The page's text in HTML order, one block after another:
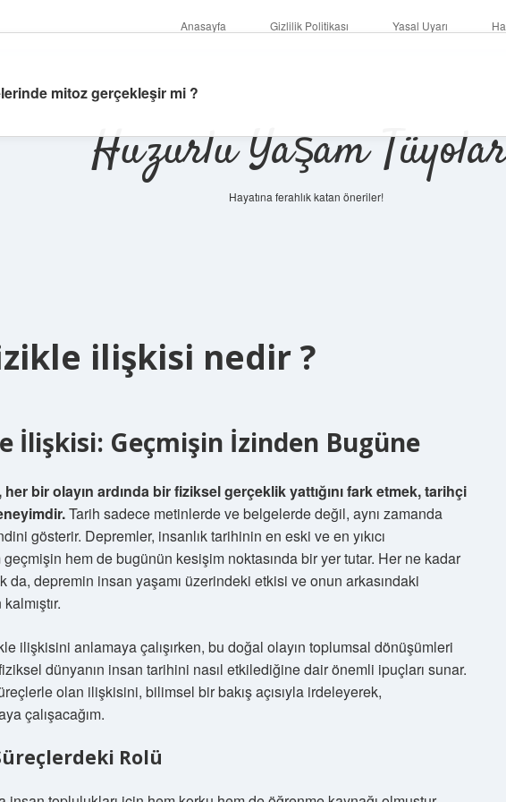
Anasayfa Gizlilik Politikası Yasal Uyarı
Huzurlu Yaşam
Hayatına ferahlık katan öneriler!
ilişkisi nedir ?
İlişkisi: Geçmişin İzinden Bugüne
bir olayın ardında bir fiziksel gerçeklik yattığını fark etmek, tarihçi
Tarih sadece metinlerde ve belgelerde değil, aynı zamanda
gösterir. Depremler, insanlık tarihinin en eski ve en yıkıcı
hem de bugünün kesişim noktasında bir yer tutar. Her ne kadar
depremin insan yaşamı üzerindeki etkisi ve onun arkasındaki
ilişkisini anlamaya çalışırken, bu doğal olayın toplumsal dönüşümleri
dünyanın insan tarihini nasıl etkilediğine dair önemli ipuçları sunar.
olan ilişkisini, bilimsel bir bakış açısıyla irdeleyerek,
çalışacağım.
Rolü
mitoz gerçekleşir mi ?